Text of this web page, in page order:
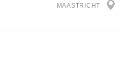
MAASTRICHT